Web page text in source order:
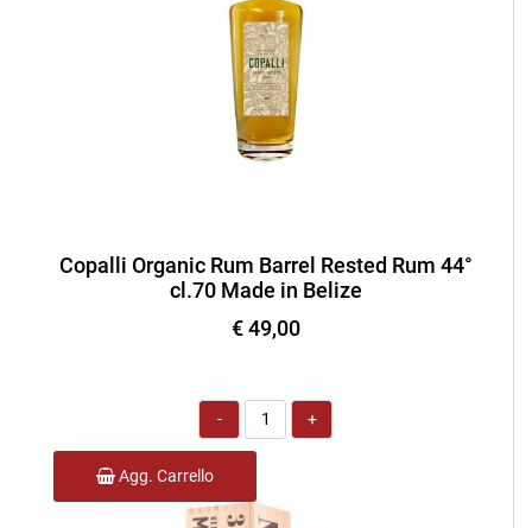
Copalli Organic Rum Barrel Rested Rum 44°
cl.70 Made in Belize
€ 49,00
Quantità
Agg. Carrello